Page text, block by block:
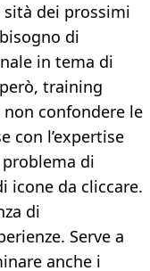
sità dei prossimi
di
in tema di
training
confondere le
con l’expertise
di
icone da cliccare.
di
Serve a
anche i